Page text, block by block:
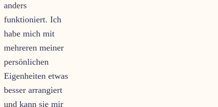
anders
funktioniert. Ich
habe mich mit
mehreren meiner
persönlichen
Eigenheiten etwas
besser arrangiert
und kann sie mir